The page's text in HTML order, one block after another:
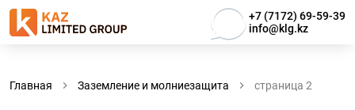
+7 (7172) 69-59-39
info@klg.kz
Главная Заземление и молниезащита страница 2